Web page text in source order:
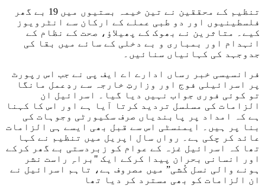
تنظیم کے محققین نے تین خیمہ بستیوں میں 19 بے گھر
فلسطینیوں اور دو طبی عملے کے ارکان سے انٹرویوز
کیے۔ متاثرین نے بھوک کے پھیلاؤ، صحت کے نظام کے
انہدام اور بمباری و بے دخلی کے سائے میں بقا کی
جدوجہد کی کہانیاں سنائیں۔
فرانسیسی خبر رساں ادارے اے ایف پی نے جب اس رپورٹ
پر اسرائیلی فوج اور وزارتِ خارجہ سے ردِعمل مانگا
تو کوئی فوری جواب نہیں دیا گیا۔ اسرائیل ان
الزامات کی مسلسل تردید کرتا آیا ہے اور اس کا کہنا
ہے کہ امداد پر پابندیاں صرف سکیورٹی وجوہات کی
بنا پر ہیں۔ ایمنسٹی اس سے قبل بھی ایسے ہی الزامات
عائد کر چکی ہے۔ رواں سال اپریل میں تنظیم نے کہا
تھا کہ اسرائیل غزہ کے عوام کو زبردستی بے گھر کرکے
اور انسانی بحران پیدا کرکے ایک "براہِ راست نشر
ہونے والی نسل کُشی” میں مصروف ہے، تاہم اسرائیل نے
ان الزامات کو بھی مسترد کر دیا تھا